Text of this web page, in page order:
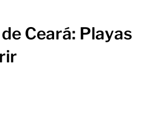
Ceará: Playas